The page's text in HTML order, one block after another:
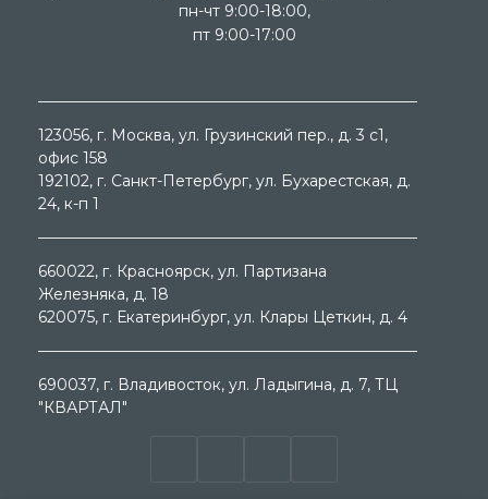
пн-чт 9:00-18:00,
пт 9:00-17:00
123056, г. Москва, ул. Грузинский пер., д. 3 c1,
офис 158
192102, г. Санкт-Петербург, ул. Бухарестская, д.
24, к-п 1
660022, г. Красноярск, ул. Партизана
Железняка, д. 18
620075, г. Екатеринбург, ул. Клары Цеткин, д. 4
690037, г. Владивосток, ул. Ладыгина, д. 7, ТЦ
"КВАРТАЛ"